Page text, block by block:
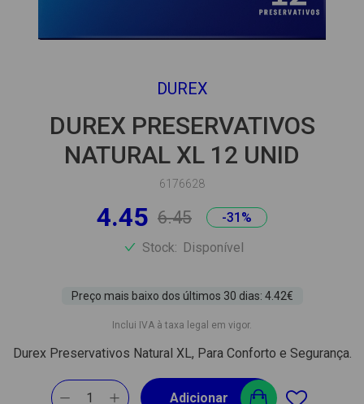
DUREX
DUREX PRESERVATIVOS
NATURAL XL 12 UNID
6176628
4.45 6.45
-31%
Stock: Disponível
Preço mais baixo dos últimos 30 dias: 4.42€
Inclui IVA à taxa legal em vigor.
Durex Preservativos Natural XL, Para Conforto e Segurança.
1 Adicionar